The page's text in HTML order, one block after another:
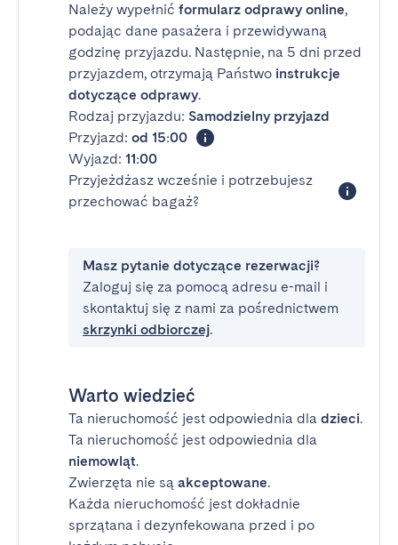
Należy wypełnić formularz odprawy online,
podając dane pasażera i przewidywaną
godzinę przyjazdu. Następnie, na 5 dni przed
przyjazdem, otrzymają Państwo instrukcje
dotyczące odprawy.
Rodzaj przyjazdu: Samodzielny przyjazd
Przyjazd: od 15:00
Wyjazd: 11:00
Przyjeżdżasz wcześnie i potrzebujesz
przechować bagaż?
Masz pytanie dotyczące rezerwacji?
Zaloguj się za pomocą adresu e-mail i
skontaktuj się z nami za pośrednictwem
skrzynki odbiorczej.
Warto wiedzieć
Ta nieruchomość jest odpowiednia dla dzieci.
Ta nieruchomość jest odpowiednia dla
niemowląt.
Zwierzęta nie są akceptowane.
Każda nieruchomość jest dokładnie
sprzątana i dezynfekowana przed i po